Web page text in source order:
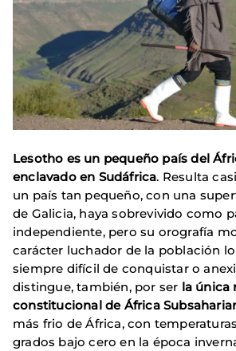
Lesotho es un pequeño país del
enclavado en Sudáfrica. Resulta
un país tan pequeño, con una
de Galicia, haya sobrevivido como
independiente, pero su orografía
carácter luchador de la población
siempre difícil de conquistar o
distingue, también, por ser la única
constitucional de África
más frio de África, con
grados bajo cero en la época